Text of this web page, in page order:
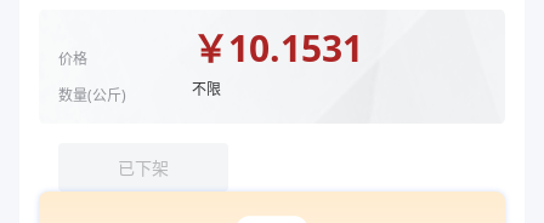
价格
数量(公斤)
￥10.1531
不限
已下架